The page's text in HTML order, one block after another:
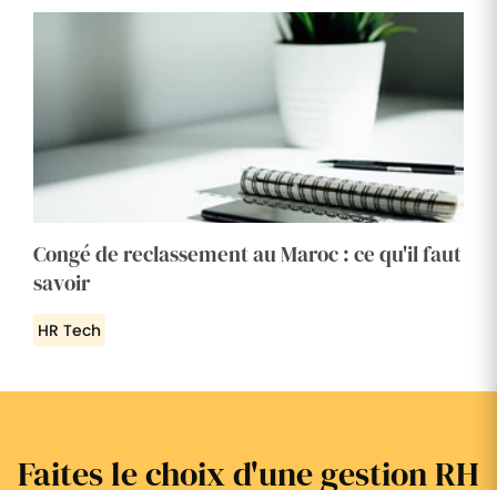
Congé de reclassement au Maroc : ce qu'il faut
savoir
HR Tech
Faites le choix d'une gestion RH